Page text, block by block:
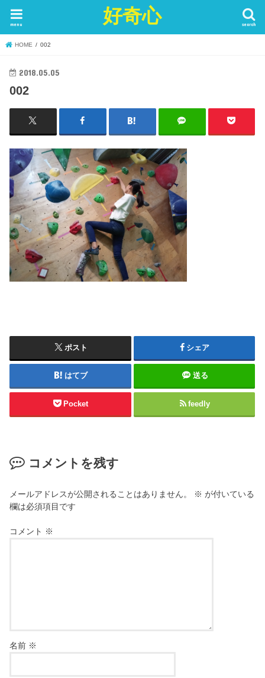
好奇心 search
menu
HOME 002
2018.05.05
002
ポスト シェア
はてブ 送る
Pocket feedly
コメントを残す
メールアドレスが公開されることはありません。 ※ が付いている
欄は必須項目です
コメント ※
名前 ※